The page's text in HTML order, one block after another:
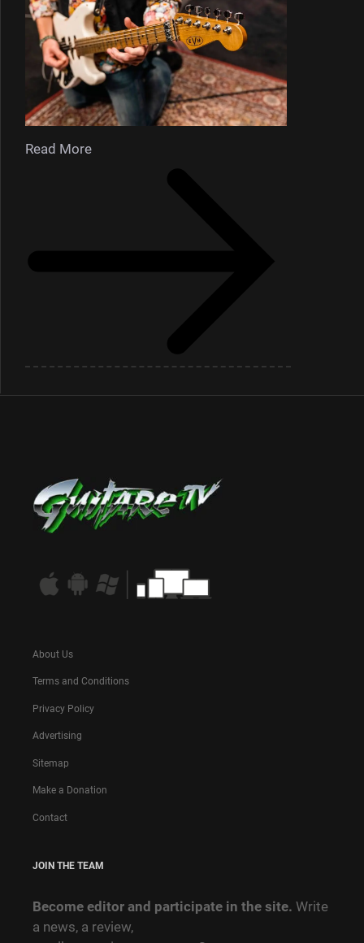
Read More
About Us
Terms and Conditions
Privacy Policy
Advertising
Sitemap
Make a Donation
Contact
JOIN THE TEAM
Become editor and participate in the site. Write
a news, a review,